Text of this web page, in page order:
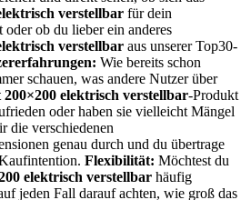
verstellbar für dein
ob du lieber ein anderes
verstellbar aus unserer Top30-
Wie bereits schon
schauen, was andere Nutzer über
elektrisch verstellbar-Produkt
oder haben sie vielleicht Mängel
die verschiedenen
genau durch und du übertrage
Flexibilität: Möchtest du
elektrisch verstellbar häufig
jeden Fall darauf achten, wie groß das